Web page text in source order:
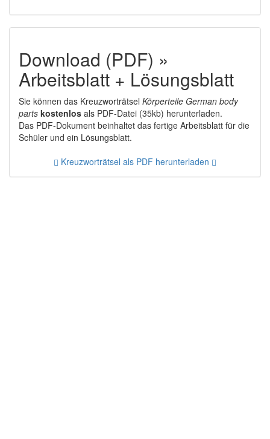
Download (PDF) »
Arbeitsblatt + Lösungsblatt
Sie können das Kreuzworträtsel Körperteile German body
parts kostenlos als PDF-Datei (35kb) herunterladen.
Das PDF-Dokument beinhaltet das fertige Arbeitsblatt für die
Schüler und ein Lösungsblatt.
Kreuzworträtsel als PDF herunterladen